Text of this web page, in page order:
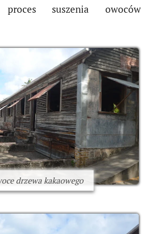
proces suszenia owoców
drzewa kakaowego